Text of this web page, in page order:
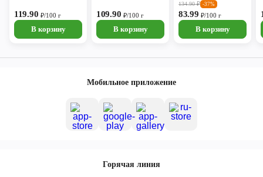
119.90 ₽/100 г
В корзину
109.90 ₽/100 г
В корзину
134.90₽ -37%
83.99₽/100 г
В корзину
Мобильное приложение
Горячая линия